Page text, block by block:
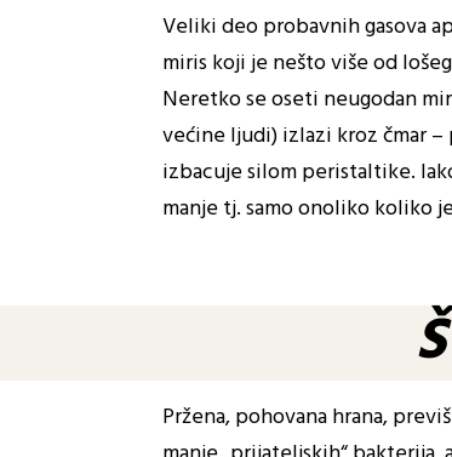
Veliki deo probavnih gasova
miris koji je nešto više od
Neretko se oseti neugodan
većine ljudi) izlazi kroz čmar
izbacuje silom peristaltike.
manje tj. samo onoliko koliko
Pržena, pohovana hrana,